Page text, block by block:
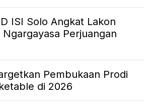
ISI Solo Angkat Lakon
Perjuangan
Pembukaan Prodi
di 2026